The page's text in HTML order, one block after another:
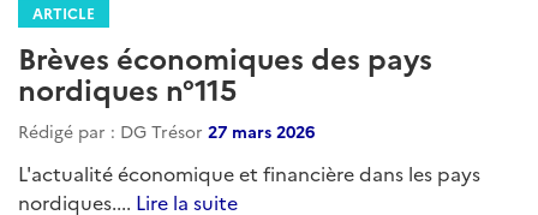
ARTICLE
Brèves économiques des pays
nordiques n°115
Rédigé par : DG Trésor 27 mars 2026
L'actualité économique et financière dans les pays
nordiques.... Lire la suite